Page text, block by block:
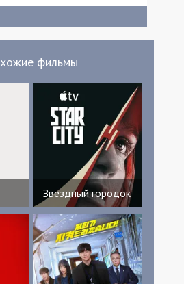
фильмы
Звёздный городок